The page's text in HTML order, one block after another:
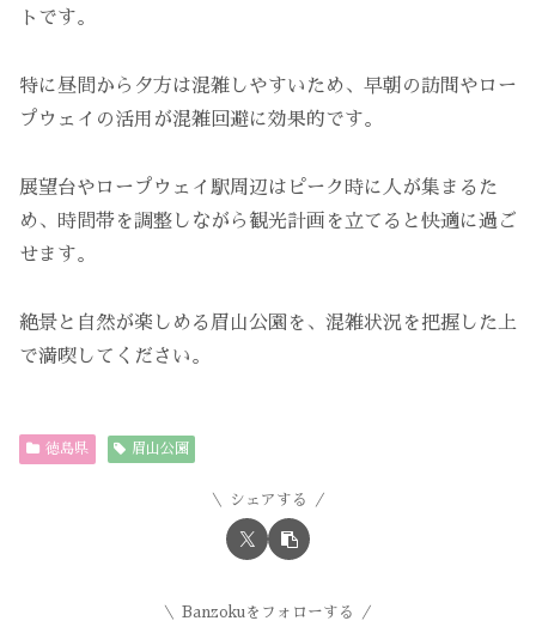
トです。
特に昼間から夕方は混雑しやすいため、早朝の訪問やロー
プウェイの活用が混雑回避に効果的です。
展望台やロープウェイ駅周辺はピーク時に人が集まるた
め、時間帯を調整しながら観光計画を立てると快適に過ご
せます。
絶景と自然が楽しめる眉山公園を、混雑状況を把握した上
で満喫してください。
徳島県 眉山公園
シェアする
Banzokuをフォローする